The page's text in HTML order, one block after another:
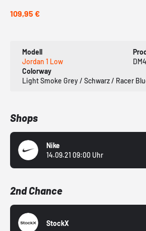
109,95 €
Modell
Jordan 1 Low
Colorway
Light Smoke Grey / Schwarz / Racer
Shops
Nike
14.09.21 09:00 Uhr
2nd Chance
StockX